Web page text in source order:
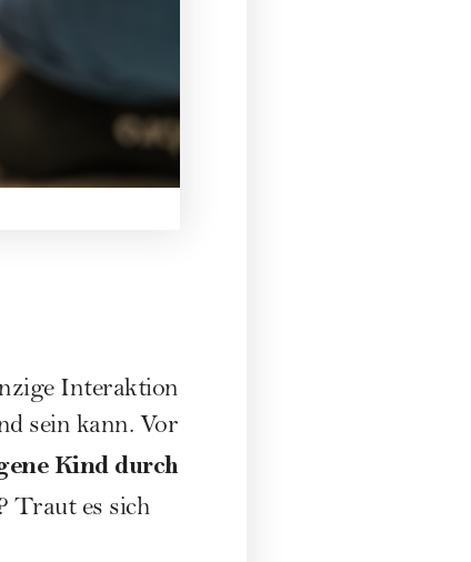
Interaktion
sein kann. Vor
Kind durch
Traut es sich